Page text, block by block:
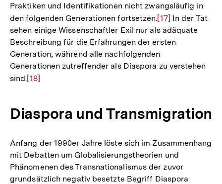
Fußnote
Praktiken und Identifikationen nicht zwangsläufig in
den folgenden Generationen fortsetzen.Zur
Auflösung
der
Fußnote
[17] In der Tat
sehen einige Wissenschaftler Exil nur als adäquate
Beschreibung für die Erfahrungen der ersten
Generation, während alle nachfolgenden
Generationen zutreffender als Diaspora zu verstehen
sind.Zur
Fußnote
[18]
Diaspora und Transmigration
Anfang der 1990er Jahre löste sich im Zusammenhang
mit Debatten um Globalisierungstheorien und
Phänomenen des Transnationalismus der zuvor
grundsätzlich negativ besetzte Begriff Diaspora